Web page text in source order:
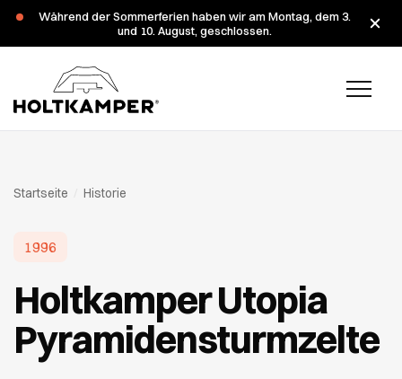
Während der Sommerferien haben wir am Montag, dem 3.
und 10. August, geschlossen.
Startseite Historie
1996
Holtkamper Utopia
Pyramidensturmzelte